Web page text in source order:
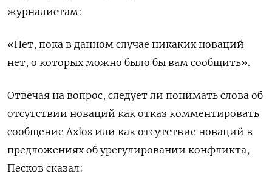
журналистам:
«Нет, пока в данном случае никаких новаций
нет, о которых можно было бы вам сообщить».
Отвечая на вопрос, следует ли понимать слова об
отсутствии новаций как отказ комментировать
сообщение Axios или как отсутствие новаций в
предложениях об урегулировании конфликта,
Песков сказал: